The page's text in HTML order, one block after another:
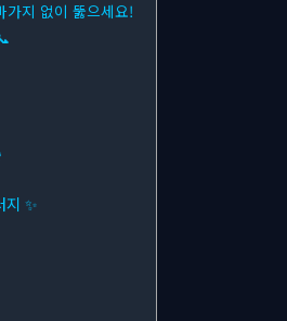
지 없이 뚫으세요!
지 ✨